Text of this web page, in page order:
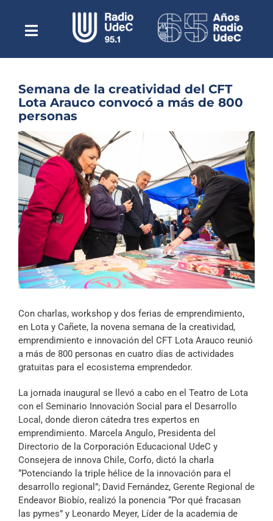
contenidoToggle
NavigationEscuchar Radio UdeC en vivo
Quiénes Somos
Programación
Podcast
Reportajes
Columnas
Música Clásica
Especiales
Archivo Sonoro
Semana de la creatividad del CFT
Lota Arauco convocó a más de 800
personas
Ver
imagen
más
grande
Con charlas, workshop y dos ferias de emprendimiento,
en Lota y Cañete, la novena semana de la creatividad,
emprendimiento e innovación del CFT Lota Arauco reunió
a más de 800 personas en cuatro días de actividades
gratuitas para el ecosistema emprendedor.
La jornada inaugural se llevó a cabo en el Teatro de Lota
con el Seminario Innovación Social para el Desarrollo
Local, donde dieron cátedra tres expertos en
emprendimiento. Marcela Angulo, Presidenta del
Directorio de la Corporación Educacional UdeC y
Consejera de innova Chile, Corfo, dictó la charla
“Potenciando la triple hélice de la innovación para el
desarrollo regional”; David Fernández, Gerente Regional de
Endeavor Biobío, realizó la ponencia “Por qué fracasan
las pymes” y Leonardo Meyer, Líder de la academia de